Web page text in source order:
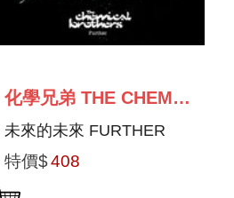
化學兄弟 THE CHEMICAL BROTHERS
未來的未來 FURTHER
特價$408